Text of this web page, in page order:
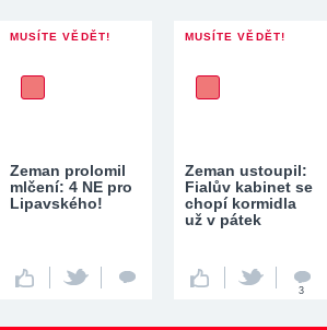
MUSÍTE VĚDĚT!
Zeman prolomil
mlčení: 4 NE pro
Lipavského!
MUSÍTE VĚDĚT!
Zeman ustoupil:
Fialův kabinet se
chopí kormidla
už v pátek
3